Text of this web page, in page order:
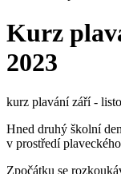
Kurz
2023
kurz plavání září -
Hned druhý školní
v prostředí
Zpočátku se